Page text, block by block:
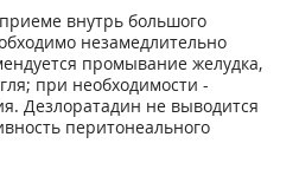
внутрь большого
незамедлительно
промывание желудка,
при необходимости -
Дезлоратадин не выводится
перитонеального